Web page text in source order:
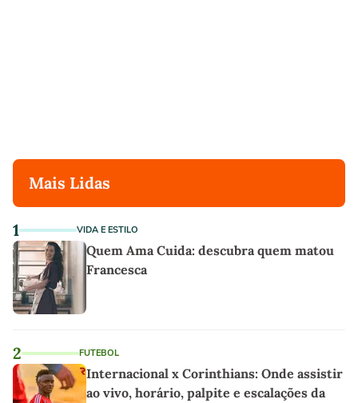
Mais Lidas
1 VIDA E ESTILO
Quem Ama Cuida: descubra quem matou
Francesca
2 FUTEBOL
Internacional x Corinthians: Onde assistir
ao vivo, horário, palpite e escalações da